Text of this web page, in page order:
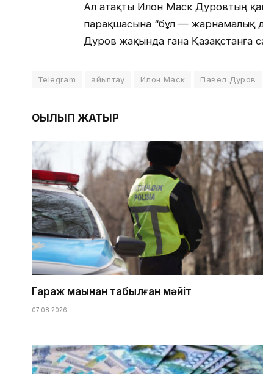
Ал атақты Илон Маск Дуровтың
парақшасына “бұл — жарнамалық
Дуров жақында ғана Қазақстанға
Telegram айыптау Илон Маск Павел Дуров
ОҚЫЛЫП ЖАТЫР
Гараж маңынан табылған мәйіт
07.08.2026